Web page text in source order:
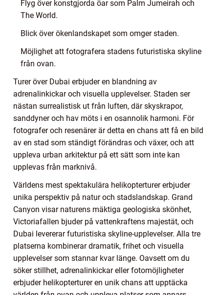
Flyg över konstgjorda öar som Palm Jumeirah och
The World.
Blick över ökenlandskapet som omger staden.
Möjlighet att fotografera stadens futuristiska skyline
från ovan.
Turer över Dubai erbjuder en blandning av
adrenalinkickar och visuella upplevelser. Staden ser
nästan surrealistisk ut från luften, där skyskrapor,
sanddyner och hav möts i en osannolik harmoni. För
fotografer och resenärer är detta en chans att få en bild
av en stad som ständigt förändras och växer, och att
uppleva urban arkitektur på ett sätt som inte kan
upplevas från marknivå.
Världens mest spektakulära helikopterturer erbjuder
unika perspektiv på natur och stadslandskap. Grand
Canyon visar naturens mäktiga geologiska skönhet,
Victoriafallen bjuder på vattenkraftens majestät, och
Dubai levererar futuristiska skyline-upplevelser. Alla tre
platserna kombinerar dramatik, frihet och visuella
upplevelser som stannar kvar länge. Oavsett om du
söker stillhet, adrenalinkickar eller fotomöjligheter
erbjuder helikopterturer en unik chans att upptäcka